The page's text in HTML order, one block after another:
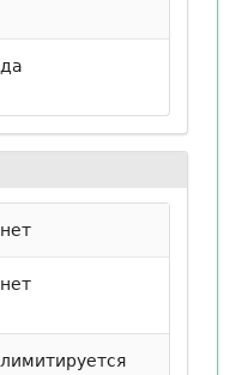
да
нет
нет
лимитируется